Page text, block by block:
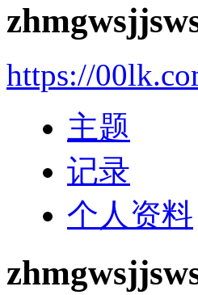
https://
主题
记录
个人资料